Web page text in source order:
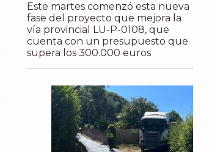
Este martes comenzó esta nueva
fase del proyecto que mejora la
vía provincial LU-P-0108, que
cuenta con un presupuesto que
supera los 300.000 euros